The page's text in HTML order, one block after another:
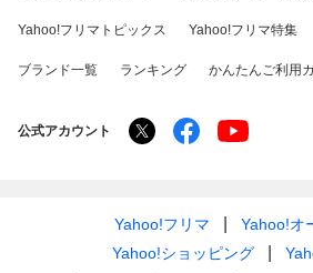
Yahoo!フリマトピックス Yahoo!フリマ特集
ブランド一覧 ランキング かんたんご利用
公式アカウント
Yahoo!フリマ
Yahoo!オ
Yahoo!ショッピング